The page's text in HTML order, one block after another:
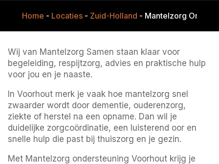
Home - Locaties- Zuid-Holland - Mantelzorg
Wij van Mantelzorg Samen staan klaar voor
begeleiding, respijtzorg, advies en praktische hulp
voor jou en je naaste.
In Voorhout merk je vaak hoe mantelzorg snel
zwaarder wordt door dementie, ouderenzorg,
ziekte of herstel na een opname. Dan wil je
duidelijke zorgcoördinatie, een luisterend oor en
snelle hulp die past bij thuiszorg en je gezin.
Met Mantelzorg ondersteuning Voorhout krijg je